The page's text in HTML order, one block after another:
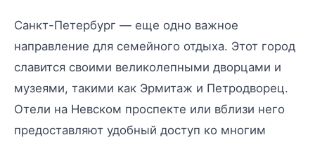
Санкт-Петербург — еще одно важное
направление для семейного отдыха. Этот город
славится своими великолепными дворцами и
музеями, такими как Эрмитаж и Петродворец.
Отели на Невском проспекте или вблизи него
предоставляют удобный доступ ко многим